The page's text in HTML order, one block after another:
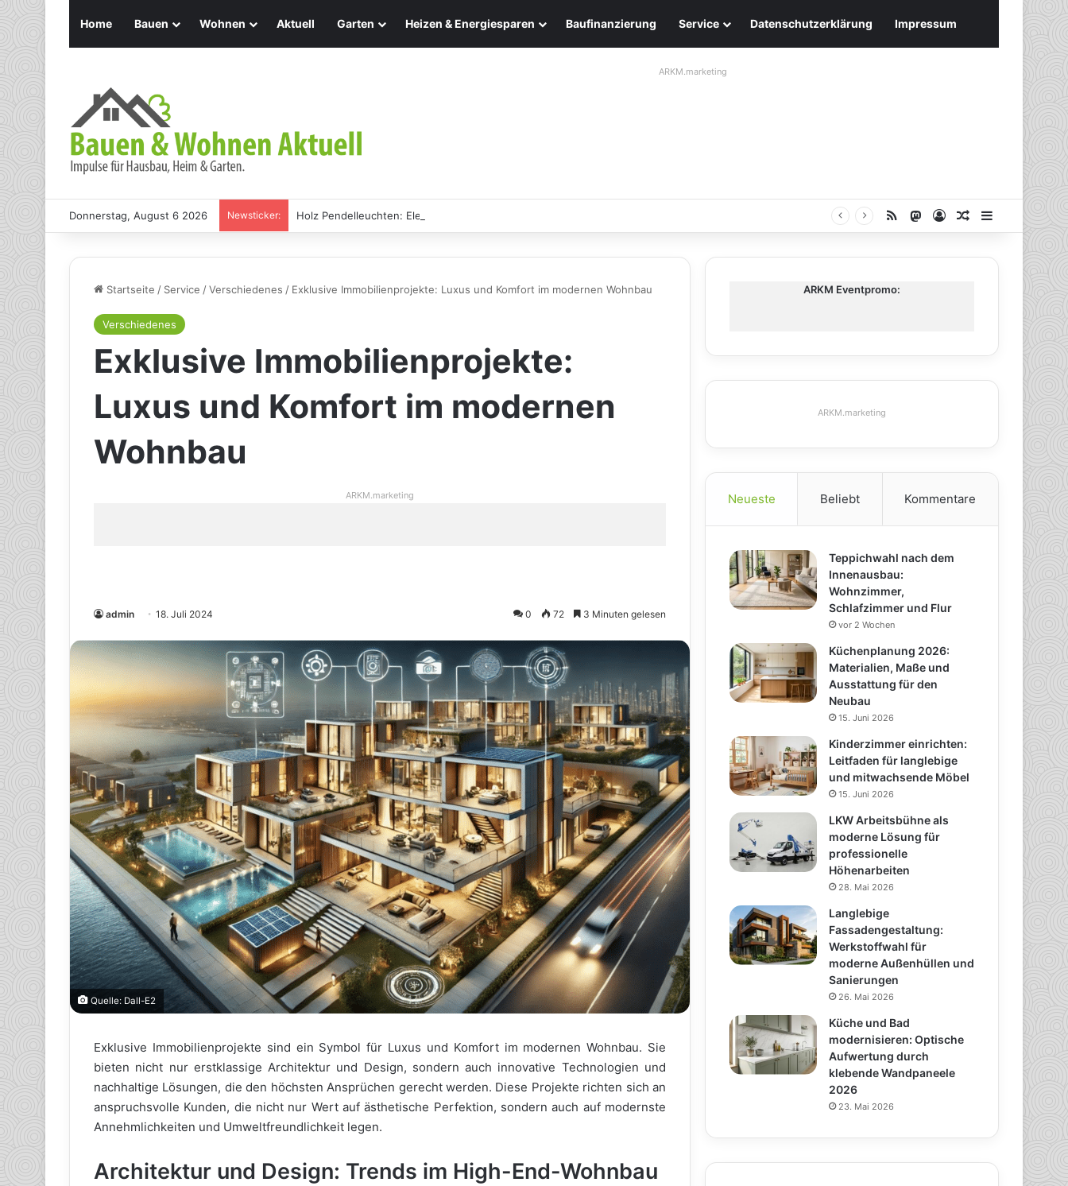
Home Bauen Wohnen Aktuell Garten Heizen & Energiesparen Baufinanzierung Service Datenschutzerklärung Impressum
ARKM.marketing
Donnerstag, August 6 2026 Newsticker: Holz Pendelleuchten: Eleganz und Nachhaltigkeit für Ihr Zuhause RSS Mastodon
AnmeldenZufälliger
Startseite / Service /Verschiedenes / Exklusive Immobilienprojekte: Luxus und Komfort im modernen Wohnbau
Verschiedenes
Exklusive Immobilienprojekte:
Luxus und Komfort im modernen
Wohnbau
ARKM.marketing
admin 18. Juli 2024 0 72 3 Minuten gelesen
Quelle: Dall-E2
Exklusive Immobilienprojekte sind ein Symbol für Luxus und Komfort im modernen Wohnbau. Sie
bieten nicht nur erstklassige Architektur und Design, sondern auch innovative Technologien und
nachhaltige Lösungen, die den höchsten Ansprüchen gerecht werden. Diese Projekte richten sich an
anspruchsvolle Kunden, die nicht nur Wert auf ästhetische Perfektion, sondern auch auf modernste
Annehmlichkeiten und Umweltfreundlichkeit legen.
Architektur und Design: Trends im High-End-Wohnbau
ARKM Eventpromo:
ARKM.marketing
Neueste Beliebt Kommentare
Teppichwahl nach dem
Innenausbau:
Wohnzimmer,
Schlafzimmer und Flur
vor 2 Wochen
Küchenplanung 2026:
Materialien, Maße und
Ausstattung für den
Neubau
15. Juni 2026
Kinderzimmer einrichten:
Leitfaden für langlebige
und mitwachsende Möbel
15. Juni 2026
LKW Arbeitsbühne als
moderne Lösung für
professionelle
Höhenarbeiten
28. Mai 2026
Langlebige
Fassadengestaltung:
Werkstoffwahl für
moderne Außenhüllen und
Sanierungen
26. Mai 2026
Küche und Bad
modernisieren: Optische
Aufwertung durch
klebende Wandpaneele
2026
23. Mai 2026